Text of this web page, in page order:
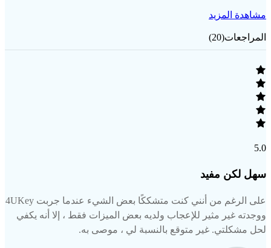
مشاهدة المزيد
المراجعات(20)
5.0
سهل لكن مفيد
على الرغم من أنني كنت متشككًا بعض الشيء عندما جربت 4UKey
ووجدته غير مثير للإعجاب ولديه بعض الميزات فقط ، إلا أنه يكفي
لحل مشكلتي. غير متوقع بالنسبة لي ، موصى به.